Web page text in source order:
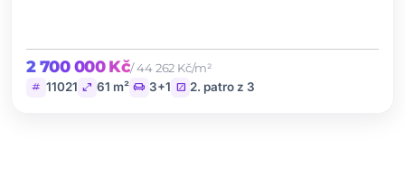
2 700 000 Kč/ 44 262 Kč/m²
tag 11021 open_in_full 61 m² chair 3+1 stairs 2. patro z 3